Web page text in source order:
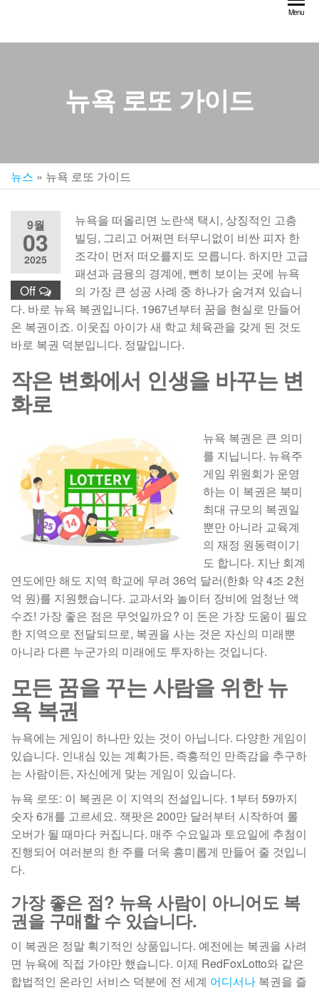
the
Menu
뉴욕 로또 가이드
뉴스 » 뉴욕 로또 가이드
9월
03
2025
Off
뉴욕을 떠올리면 노란색 택시, 상징적인 고층
빌딩, 그리고 어쩌면 터무니없이 비싼 피자 한
조각이 먼저 떠오를지도 모릅니다. 하지만 고급
패션과 금융의 경계에, 뻔히 보이는 곳에 뉴욕
의 가장 큰 성공 사례 중 하나가 숨겨져 있습니
다. 바로 뉴욕 복권입니다. 1967년부터 꿈을 현실로 만들어
온 복권이죠. 이웃집 아이가 새 학교 체육관을 갖게 된 것도
바로 복권 덕분입니다. 정말입니다.
작은 변화에서 인생을 바꾸는 변
화로
뉴욕 복권은 큰 의미
를 지닙니다. 뉴욕주
게임 위원회가 운영
하는 이 복권은 북미
최대 규모의 복권일
뿐만 아니라 교육계
의 재정 원동력이기
도 합니다. 지난 회계
연도에만 해도 지역 학교에 무려 36억 달러(한화 약 4조 2천
억 원)를 지원했습니다. 교과서와 놀이터 장비에 엄청난 액
수죠! 가장 좋은 점은 무엇일까요? 이 돈은 가장 도움이 필요
한 지역으로 전달되므로, 복권을 사는 것은 자신의 미래뿐
아니라 다른 누군가의 미래에도 투자하는 것입니다.
모든 꿈을 꾸는 사람을 위한 뉴
욕 복권
뉴욕에는 게임이 하나만 있는 것이 아닙니다. 다양한 게임이
있습니다. 인내심 있는 계획가든, 즉흥적인 만족감을 추구하
는 사람이든, 자신에게 맞는 게임이 있습니다.
뉴욕 로또: 이 복권은 이 지역의 전설입니다. 1부터 59까지
숫자 6개를 고르세요. 잭팟은 200만 달러부터 시작하여 롤
오버가 될 때마다 커집니다. 매주 수요일과 토요일에 추첨이
진행되어 여러분의 한 주를 더욱 흥미롭게 만들어 줄 것입니
다.
가장 좋은 점? 뉴욕 사람이 아니어도 복
권을 구매할 수 있습니다.
이 복권은 정말 획기적인 상품입니다. 예전에는 복권을 사려
면 뉴욕에 직접 가야만 했습니다. 이제 RedFoxLotto와 같은
합법적인 온라인 서비스 덕분에 전 세계 어디서나 복권을 즐